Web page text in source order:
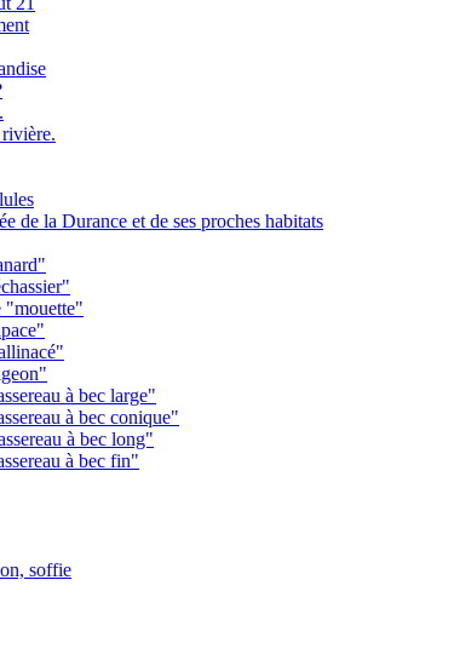
de la Durance et de ses proches habitats
"mouette"
à bec large"
à bec conique"
à bec long"
à bec fin"
soffie